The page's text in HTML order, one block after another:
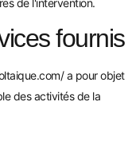
de l'intervention.
fournis
a pour objet
des activités de la